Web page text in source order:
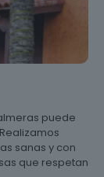
puede
sanas y con
que respetan